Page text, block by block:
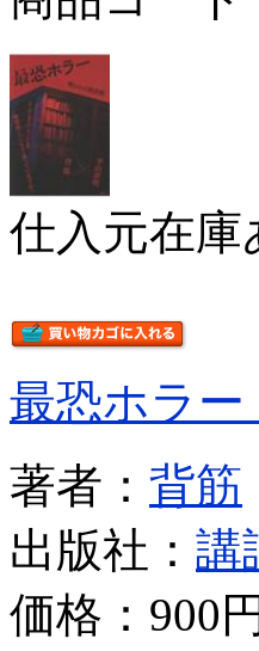
仕入元在庫
最恐ホラ
著者： 背筋
出版社： 講
価格： 900円